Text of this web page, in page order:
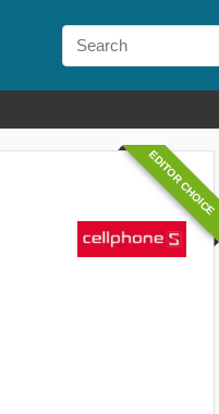
EDITOR CHOICE